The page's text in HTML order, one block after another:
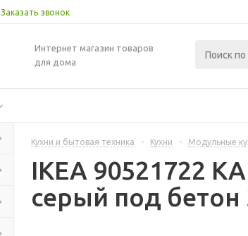
Заказать звонок
Интернет магазин товаров
для дома
Кухни и бытовая техника - Кухни - Модульные
IKEA 90521722
серый под бетон